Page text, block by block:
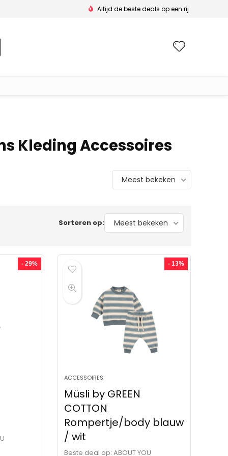
Altijd de beste deals op een rij
Kleding Accessoires
Meest bekeken
Sorteren op: Meest bekeken
- 29% - 13%
ACCESSOIRES
Müsli by GREEN
COTTON
Rompertje/body blauw
/ wit
Beste deal op:
ABOUT YOU